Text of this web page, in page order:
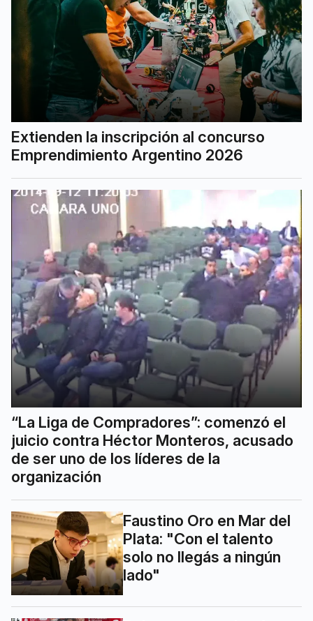
Extienden la inscripción al concurso
Emprendimiento Argentino 2026
“La Liga de Compradores”: comenzó el
juicio contra Héctor Monteros, acusado
de ser uno de los líderes de la
organización
Faustino Oro en Mar del
Plata: "Con el talento
solo no llegás a ningún
lado"